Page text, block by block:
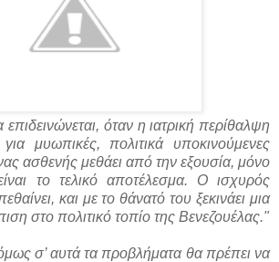
όταν η ιατρική περίθαλψη
μυωπικές, πολιτικά υποκινούμενες
ασθενής μεθάει από την εξουσία, μόνο
το τελικό αποτέλεσμα. Ο ισχυρός
και με το θάνατό του ξεκινάει μια
στο πολιτικό τοπίο της Βενεζουέλας."
σ’ αυτά τα προβλήματα θα πρέπει να